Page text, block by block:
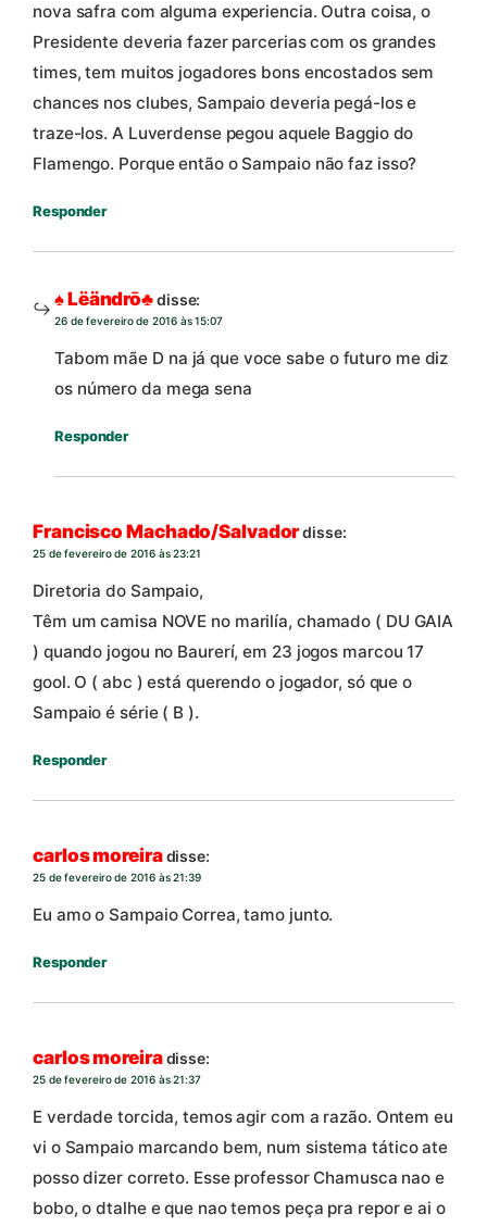
nova safra com alguma experiencia. Outra coisa, o
Presidente deveria fazer parcerias com os grandes
times, tem muitos jogadores bons encostados sem
chances nos clubes, Sampaio deveria pegá-los e
traze-los. A Luverdense pegou aquele Baggio do
Flamengo. Porque então o Sampaio não faz isso?
Responder
♠ Lëändrō♣disse:
26 de fevereiro de 2016 às 15:07
Tabom mãe D na já que voce sabe o futuro me diz
os número da mega sena
Responder
Francisco Machado/Salvadordisse:
25 de fevereiro de 2016 às 23:21
Diretoria do Sampaio,
Têm um camisa NOVE no marilía, chamado ( DU GAIA
) quando jogou no Baurerí, em 23 jogos marcou 17
gool. O ( abc ) está querendo o jogador, só que o
Sampaio é série ( B ).
Responder
carlos moreiradisse:
25 de fevereiro de 2016 às 21:39
Eu amo o Sampaio Correa, tamo junto.
Responder
carlos moreiradisse:
25 de fevereiro de 2016 às 21:37
E verdade torcida, temos agir com a razão. Ontem eu
vi o Sampaio marcando bem, num sistema tático ate
posso dizer correto. Esse professor Chamusca nao e
bobo, o dtalhe e que nao temos peça pra repor e ai o